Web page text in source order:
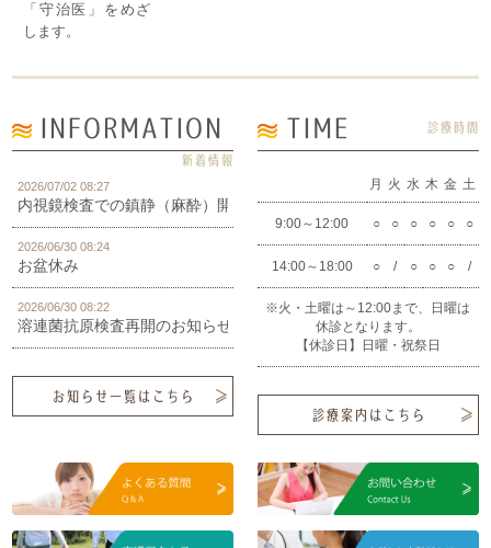
「守治医」をめざ
します。
INFORMATION
新着情報
2026/07/02 08:27
内視鏡検査での鎮静（麻酔）開始しました。
2026/06/30 08:24
お盆休み
2026/06/30 08:22
溶連菌抗原検査再開のお知らせ
お知らせ一覧はこちら
TIME 診療時間
月 火 水 木 金 土
9:00～12:00 ○ ○ ○ ○ ○ ○
14:00～18:00 ○ / ○ ○ ○ /
※火・土曜は～12:00まで、日曜は
休診となります。
【休診日】日曜・祝祭日
診療案内はこちら